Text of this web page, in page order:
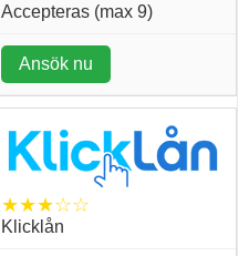
Accepteras (max 9)
Ansök nu
★★★☆☆
Klicklån